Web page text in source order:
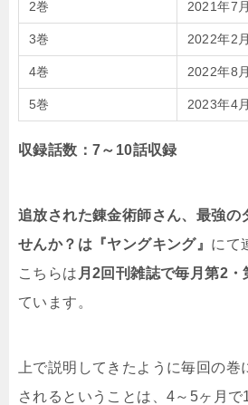
2巻 2021年7
3巻 2022年2
4巻 2022年8
5巻 2023年4
収録話数：7～10話収録
追放された錬金術師さん、最強の
せんか？は『ヤングキング』 にて
こちらは 月2回刊雑誌で毎月第2・
ています。
上で説明してきたように毎回の巻
されるということは、4～5ヶ月